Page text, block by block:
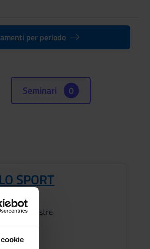
per periodo
Seminari 0
SPORT
Periodo
2° semestre